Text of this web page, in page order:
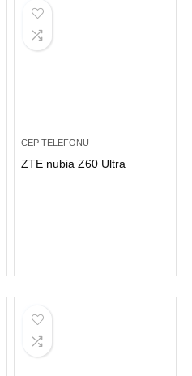
CEP TELEFONU
ZTE nubia Z60 Ultra